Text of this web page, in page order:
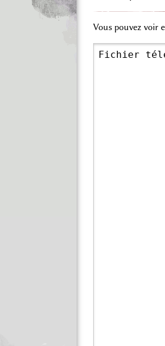
Vous pouvez voir